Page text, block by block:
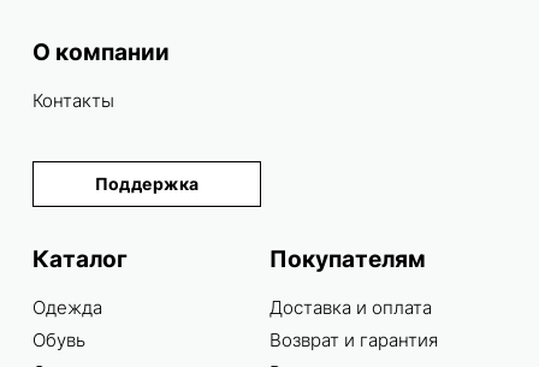
О компании
Контакты
Поддержка
Каталог
Одежда
Обувь
Покупателям
Доставка и оплата
Возврат и гарантия